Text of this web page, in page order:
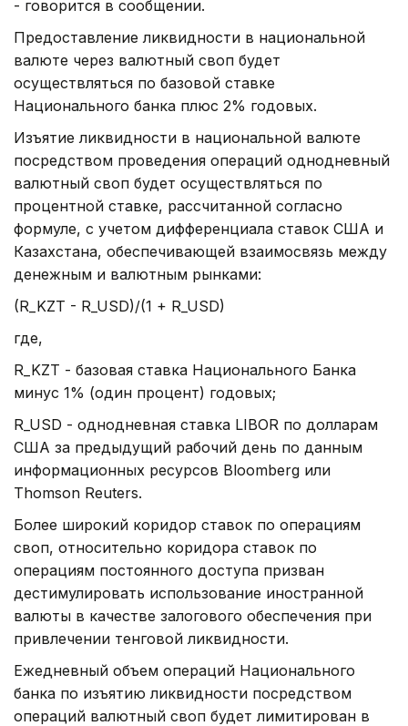
- говорится в сообщении.
Предоставление ликвидности в национальной
валюте через валютный своп будет
осуществляться по базовой ставке
Национального банка плюс 2% годовых.
Изъятие ликвидности в национальной валюте
посредством проведения операций однодневный
валютный своп будет осуществляться по
процентной ставке, рассчитанной согласно
формуле, с учетом дифференциала ставок США и
Казахстана, обеспечивающей взаимосвязь между
денежным и валютным рынками:
(R_KZT - R_USD)/(1 + R_USD)
где,
R_KZT - базовая ставка Национального Банка
минус 1% (один процент) годовых;
R_USD - однодневная ставка LIBOR по долларам
США за предыдущий рабочий день по данным
информационных ресурсов Bloomberg или
Thomson Reuters.
Более широкий коридор ставок по операциям
своп, относительно коридора ставок по
операциям постоянного доступа призван
дестимулировать использование иностранной
валюты в качестве залогового обеспечения при
привлечении тенговой ликвидности.
Ежедневный объем операций Национального
банка по изъятию ликвидности посредством
операций валютный своп будет лимитирован в